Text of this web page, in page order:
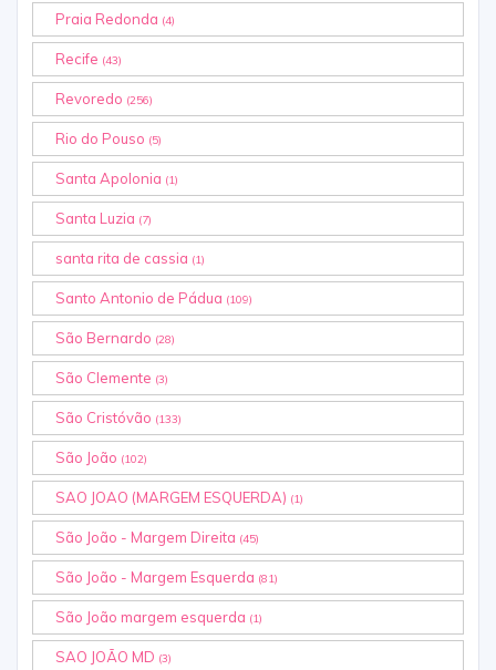
Praia Redonda (4)
Recife (43)
Revoredo (256)
Rio do Pouso (5)
Santa Apolonia (1)
Santa Luzia (7)
santa rita de cassia (1)
Santo Antonio de Pádua (109)
São Bernardo (28)
São Clemente (3)
São Cristóvão (133)
São João (102)
SAO JOAO (MARGEM ESQUERDA) (1)
São João - Margem Direita (45)
São João - Margem Esquerda (81)
São João margem esquerda (1)
SAO JOÃO MD (3)